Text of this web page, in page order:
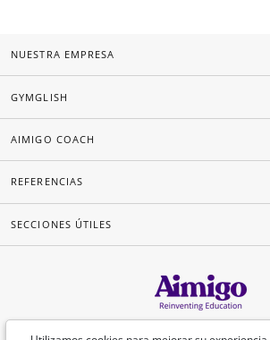
NUESTRA EMPRESA
GYMGLISH
AIMIGO COACH
REFERENCIAS
SECCIONES ÚTILES